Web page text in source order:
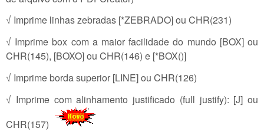
√ Imprime linhas zebradas [*ZEBRADO] ou CHR(231)
√ Imprime box com a maior facilidade do mundo [BOX] ou
CHR(145), [BOXO] ou CHR(146) e [*BOX()]
√ Imprime borda superior [LINE] ou CHR(126)
√ Imprime com alinhamento justificado (full justify): [J] ou
CHR(157)